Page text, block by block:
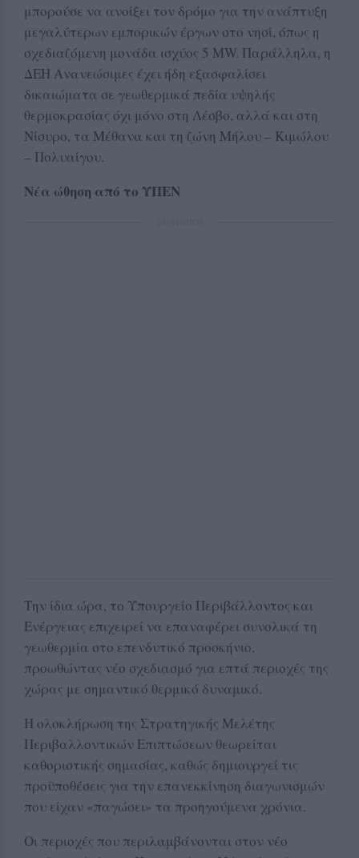
μπορούσε να ανοίξει τον δρόμο για την ανάπτυξη
μεγαλύτερων εμπορικών έργων στο νησί, όπως η
σχεδιαζόμενη μονάδα ισχύος 5 MW. Παράλληλα, η
ΔΕΗ Ανανεώσιμες έχει ήδη εξασφαλίσει
δικαιώματα σε γεωθερμικά πεδία υψηλής
θερμοκρασίας όχι μόνο στη Λέσβο, αλλά και στη
Νίσυρο, τα Μέθανα και τη ζώνη Μήλου – Κιμώλου
– Πολυαίγου.
Νέα ώθηση από το ΥΠΕΝ
Την ίδια ώρα, το Υπουργείο Περιβάλλοντος και
Ενέργειας επιχειρεί να επαναφέρει συνολικά τη
γεωθερμία στο επενδυτικό προσκήνιο,
προωθώντας νέο σχεδιασμό για επτά περιοχές της
χώρας με σημαντικό θερμικό δυναμικό.
Η ολοκλήρωση της Στρατηγικής Μελέτης
Περιβαλλοντικών Επιπτώσεων θεωρείται
καθοριστικής σημασίας, καθώς δημιουργεί τις
προϋποθέσεις για την επανεκκίνηση διαγωνισμών
που είχαν «παγώσει» τα προηγούμενα χρόνια.
Οι περιοχές που περιλαμβάνονται στον νέο